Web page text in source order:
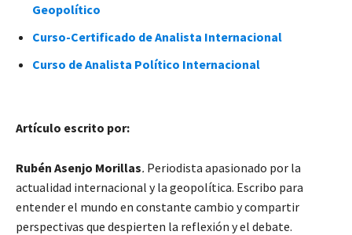
Geopolítico
Curso-Certificado de Analista Internacional
Curso de Analista Político Internacional
Artículo escrito por:
Rubén Asenjo Morillas. Periodista apasionado por la
actualidad internacional y la geopolítica. Escribo para
entender el mundo en constante cambio y compartir
perspectivas que despierten la reflexión y el debate.